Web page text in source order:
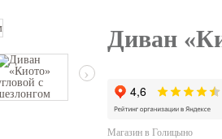
›
Диван
Магазин в Голицыно